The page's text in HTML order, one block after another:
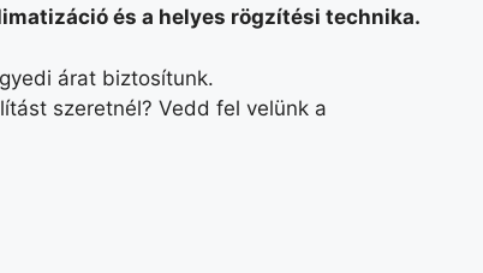
és a helyes rögzítési technika.
árat biztosítunk.
szeretnél? Vedd fel velünk a